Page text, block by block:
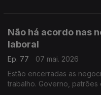
Não há acordo nas
laboral
Ep. 77
07 mai. 2026
Estão encerradas as
trabalho. Governo, patrões